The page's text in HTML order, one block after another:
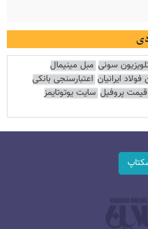
سونی مبل مینیمال
ایرانیان اعتبارسنجی بانکی
قیمت پروفیل سایت یوتوتایمز